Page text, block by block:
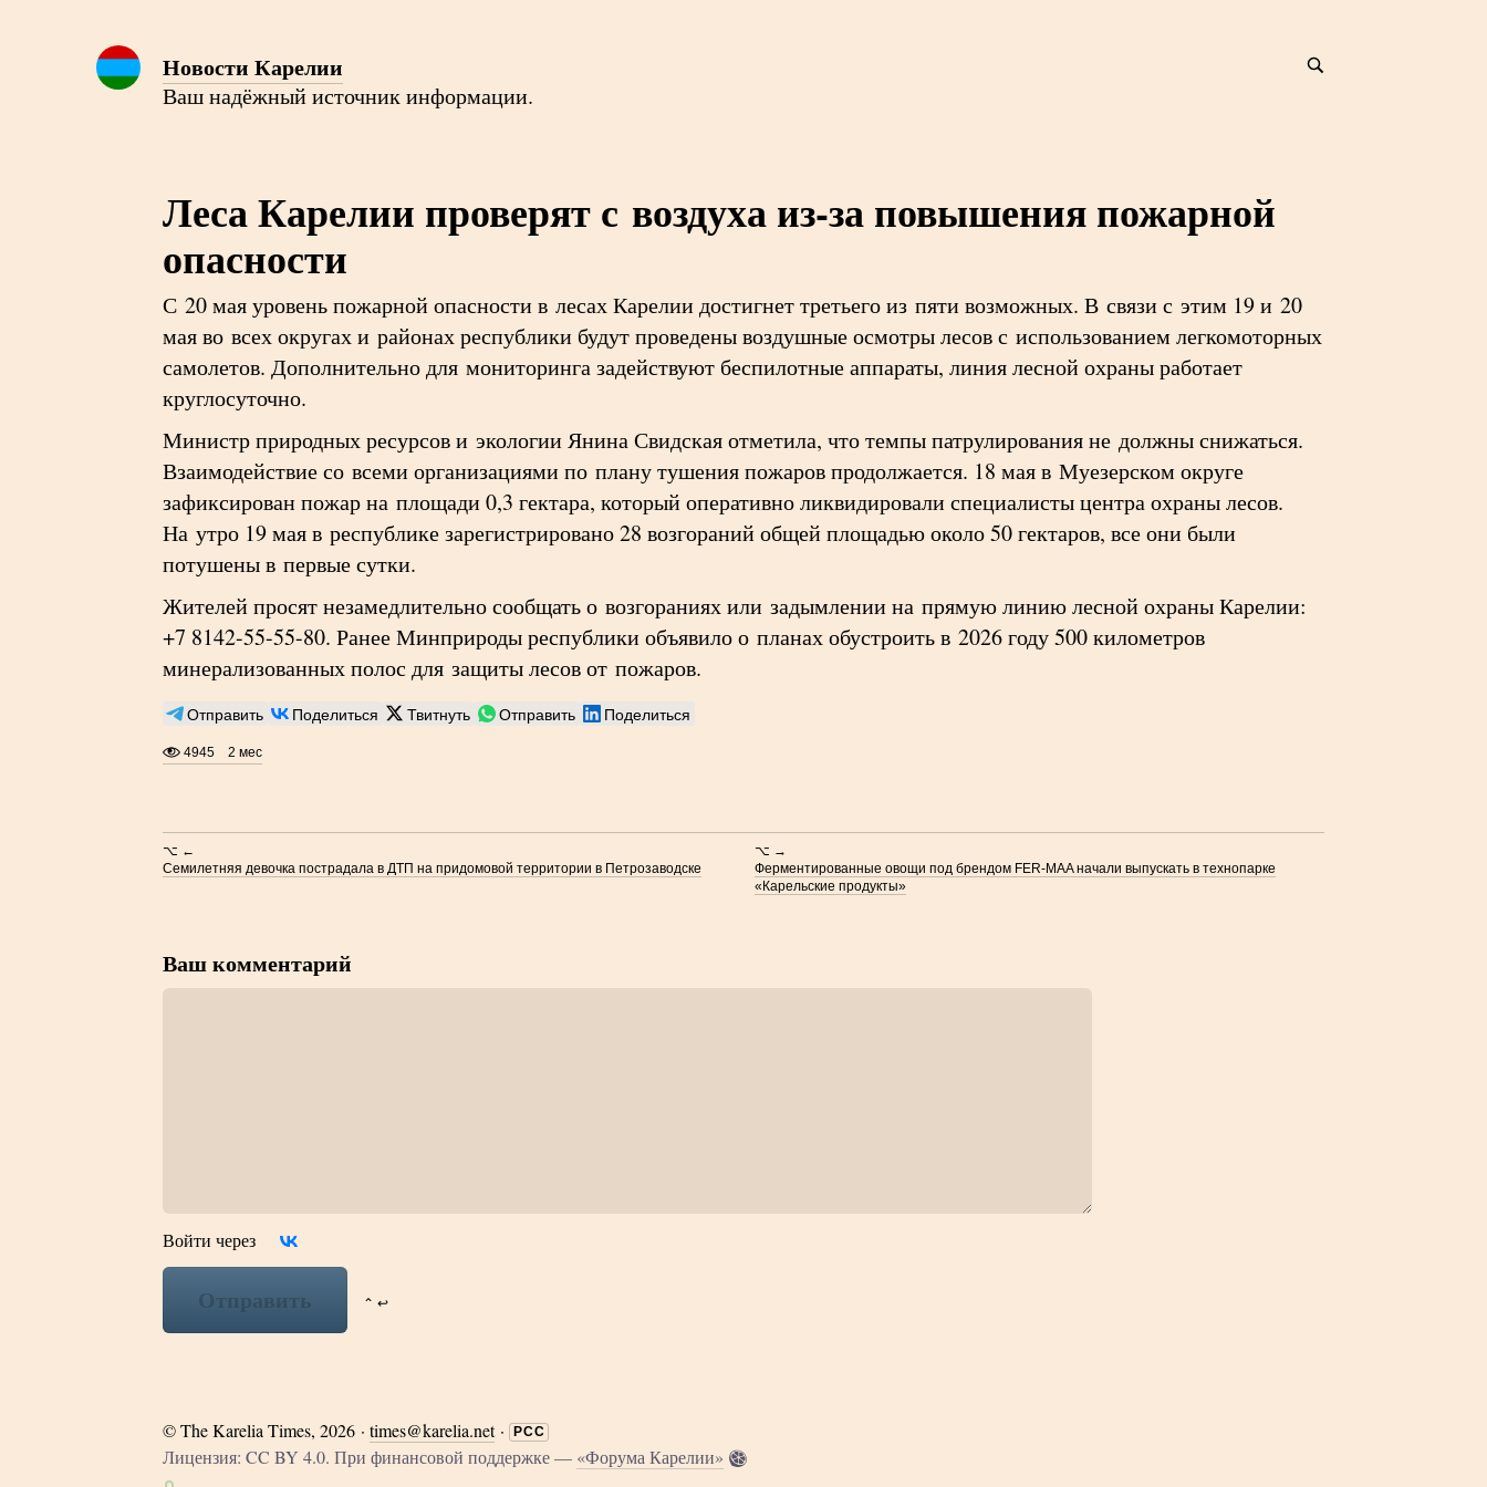
Новости Карелии
Ваш надёжный источник информации.
Леса Карелии проверят с воздуха из-за повышения пожарной
опасности
С 20 мая уровень пожарной опасности в лесах Карелии достигнет третьего из пяти возможных. В связи с этим 19 и 20
мая во всех округах и районах республики будут проведены воздушные осмотры лесов с использованием легкомоторных
самолетов. Дополнительно для мониторинга задействуют беспилотные аппараты, линия лесной охраны работает
круглосуточно.
Министр природных ресурсов и экологии Янина Свидская отметила, что темпы патрулирования не должны снижаться.
Взаимодействие со всеми организациями по плану тушения пожаров продолжается. 18 мая в Муезерском округе
зафиксирован пожар на площади 0,3 гектара, который оперативно ликвидировали специалисты центра охраны лесов.
На утро 19 мая в республике зарегистрировано 28 возгораний общей площадью около 50 гектаров, все они были
потушены в первые сутки.
Жителей просят незамедлительно сообщать о возгораниях или задымлении на прямую линию лесной охраны Карелии:
+7 8142-55-55-80. Ранее Минприроды республики объявило о планах обустроить в 2026 году 500 километров
минерализованных полос для защиты лесов от пожаров.
Отправить Поделиться Твитнуть Отправить Поделиться
4945 2 мес
⌥ ←
Семилетняя девочка пострадала в ДТП на придомовой территории в Петрозаводске
⌥ →
Ферментированные овощи под брендом FER-MAA начали выпускать в технопарке
«Карельские продукты»
Ваш комментарий
Войти через
Отправить ⌃ ↩
©The Karelia Times, 2026 ·times@karelia.net· РСС
Лицензия: CC BY 4.0. При финансовой поддержке — «Форума Карелии»